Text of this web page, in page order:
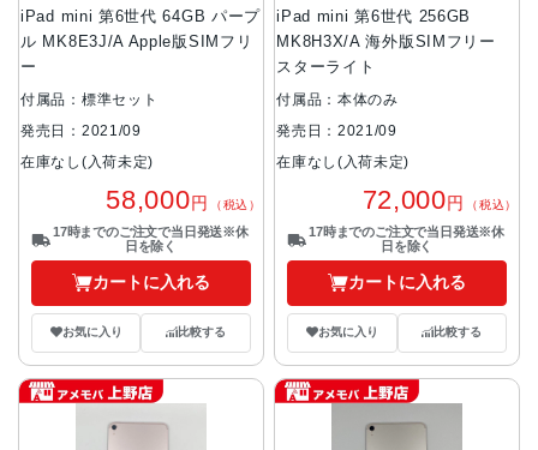
iPad mini 第6世代 64GB パープ
ル MK8E3J/A Apple版SIMフリ
ー
付属品：標準セット
発売日：2021/09
在庫なし(入荷未定)
58,000円 （税込）
17時までのご注文で当日発送※休
日を除く
カートに入れる
お気に入り 比較する
iPad mini 第6世代 256GB
MK8H3X/A 海外版SIMフリー
スターライト
付属品：本体のみ
発売日：2021/09
在庫なし(入荷未定)
72,000円 （税込）
17時までのご注文で当日発送※休
日を除く
カートに入れる
お気に入り 比較する